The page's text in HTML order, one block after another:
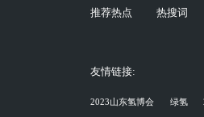
推荐热点 热搜词
友情链接:
2023山东氢博会 绿氢